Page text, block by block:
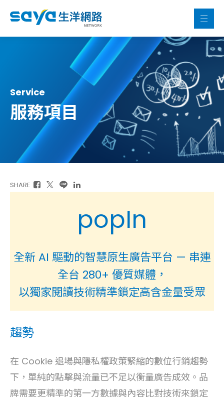
Service
服務項目
SHARE
popIn
全新 AI 驅動的智慧原生廣告平台 — 串連
全台 280+ 優質媒體，
以獨家閱讀技術精準鎖定高含金量受眾
趨勢
在 Cookie 退場與隱私權政策緊縮的數位行銷趨勢
下，單純的點擊與流量已不足以衡量廣告成效。 品
牌需要更精準的第一方數據與內容比對技術來鎖定